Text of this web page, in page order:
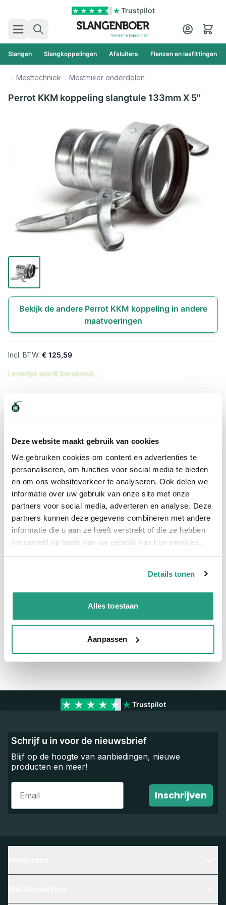
Deze website maakt gebruik van cookies
We gebruiken cookies om content en advertenties te
personaliseren, om functies voor social media te bieden
en om ons websiteverkeer te analyseren. Ook delen we
informatie over uw gebruik van onze site met onze
partners voor social media, adverteren en analyse. Deze
partners kunnen deze gegevens combineren met andere
informatie die u aan ze heeft verstrekt of die ze hebben
verzameld op basis van uw gebruik van hun services.
Details tonen
Alles toestaan
Aanpassen
Trustpilot
Zoek
Cart
Slangen Slangkoppelingen Afsluiters Flenzen en lasfittingen
Mesttechniek Mestmixer onderdelen
Perrot KKM koppeling slangtule 133mm X 5"
Bekijk de andere Perrot KKM koppeling in andere
maatvoeringen
€ 125,59
Levertijd wordt berekend...
Snelle levering
Snel naar
Details Meer informatie
Details
Meer informatie
Vragen? Neem dan nu contact op
We zijn beschikbaar van ma t/m vr van 08:00 tot 17:00 uur.
Neem contact met ons op
Trustpilot
Schrijf u in voor de nieuwsbrief
Blijf op de hoogte van aanbiedingen, nieuwe
producten en meer!
Email
Inschrijven